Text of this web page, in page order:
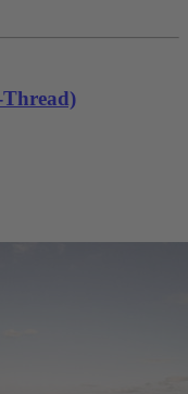
Thread)